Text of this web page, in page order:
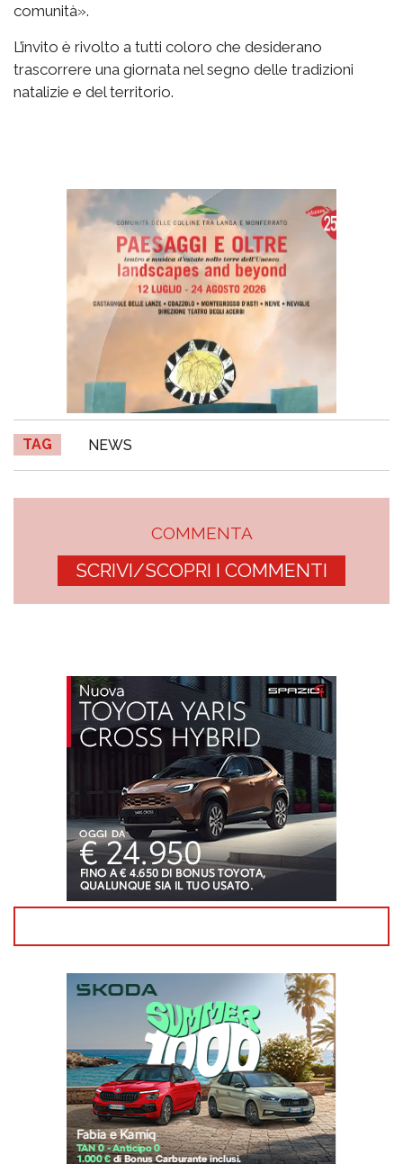
comunità».
L’invito è rivolto a tutti coloro che desiderano
trascorrere una giornata nel segno delle tradizioni
natalizie e del territorio.
TAG NEWS
COMMENTA
SCRIVI/SCOPRI I COMMENTI